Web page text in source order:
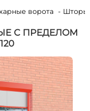
ворота
С ПРЕДЕЛОМ